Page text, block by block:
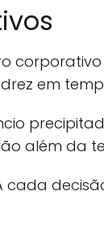
corporativo
em
além da
cada